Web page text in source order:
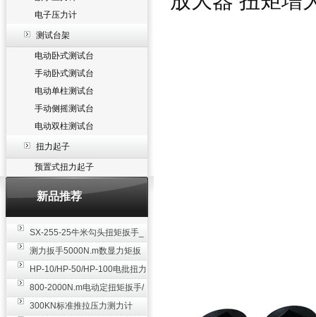
电子压力计
测试台架
电动卧式测试台
手动卧式测试台
电动单柱测试台
手动侧摇测试台
电动双柱测试台
扭力起子
预置式扭力起子
新品推荐
SX-255-25牛米勾头扭矩扳手_
螺栓紧固扭力扳手
测力扳手5000N.m数显力矩扳
手 非标扭力扳手工业级
HP-10/HP-50/HP-100电批扭力
测试仪,测量仪
800-2000N.m电动定扭矩扳手/
扭矩电动扳手
300KN标准推拉压力测力计